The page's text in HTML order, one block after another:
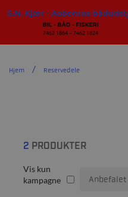
Hjem Reservedele
2 PRODUKTER
Vis kun
kampagne